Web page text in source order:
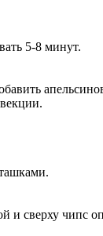
5-8 минут.
и сверху чипс